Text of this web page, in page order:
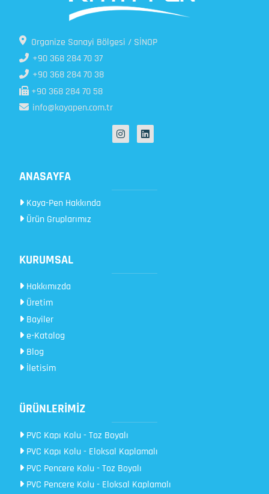
Organize Sanayi Bölgesi / SİNOP
+90 368 284 70 37
+90 368 284 70 38
+90 368 284 70 58
info@kayapen.com.tr
ANASAYFA
Kaya-Pen Hakkında
Ürün Gruplarımız
KURUMSAL
Hakkımızda
Üretim
Bayiler
e-Katalog
Blog
İletisim
ÜRÜNLERİMİZ
PVC Kapı Kolu - Toz Boyalı
PVC Kapı Kolu - Eloksal Kaplamalı
PVC Pencere Kolu - Toz Boyalı
PVC Pencere Kolu - Eloksal Kaplamalı